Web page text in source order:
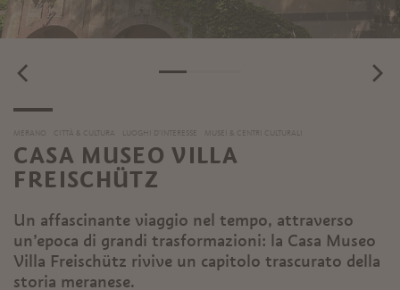
MERANO CITTÀ & CULTURA LUOGHI D’INTERESSE MUSEI & CENTRI CULTURALI
CASA MUSEO VILLA
FREISCHÜTZ
Un affascinante viaggio nel tempo, attraverso
un’epoca di grandi trasformazioni: la Casa Museo
Villa Freischütz rivive un capitolo trascurato della
storia meranese.